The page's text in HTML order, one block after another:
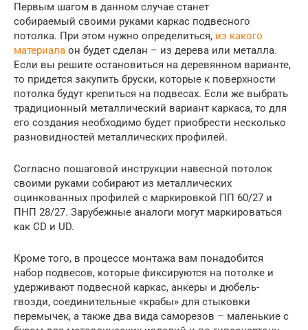
Первым шагом в данном случае станет
собираемый своими руками каркас подвесного
потолка. При этом нужно определиться, из какого
материала он будет сделан – из дерева или металла.
Если вы решите остановиться на деревянном варианте,
то придется закупить бруски, которые к поверхности
потолка будут крепиться на подвесах. Если же выбрать
традиционный металлический вариант каркаса, то для
его создания необходимо будет приобрести несколько
разновидностей металлических профилей.
Согласно пошаговой инструкции навесной потолок
своими руками собирают из металлических
оцинкованных профилей с маркировкой ПП 60/27 и
ПНП 28/27. Зарубежные аналоги могут маркироваться
как CD и UD.
Кроме того, в процессе монтажа вам понадобится
набор подвесов, которые фиксируются на потолке и
удерживают подвесной каркас, анкеры и дюбель-
гвозди, соединительные «крабы» для стыковки
перемычек, а также два вида саморезов – маленькие с